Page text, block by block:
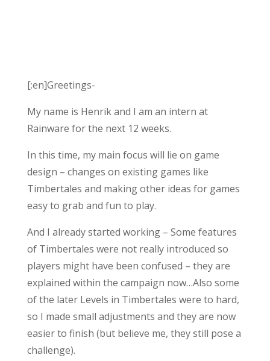
[:en]Greetings-
My name is Henrik and I am an intern at
Rainware for the next 12 weeks.
In this time, my main focus will lie on game
design – changes on existing games like
Timbertales and making other ideas for games
easy to grab and fun to play.
And I already started working – Some features
of Timbertales were not really introduced so
players might have been confused – they are
explained within the campaign now…Also some
of the later Levels in Timbertales were to hard,
so I made small adjustments and they are now
easier to finish (but believe me, they still pose a
challenge).